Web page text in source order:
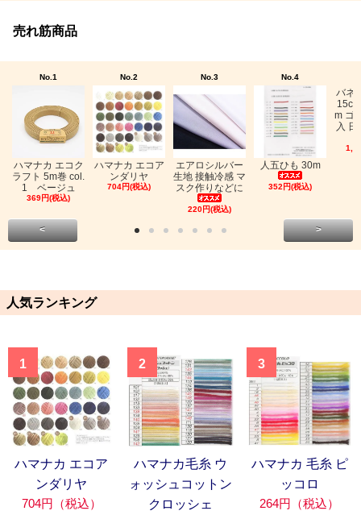
売れ筋商品
No.1
ハマナカ エコク
ラフト 5m巻 col.
1 ベージュ
369円(税込)
No.2
ハマナカ エコア
ンダリヤ
704円(税込)
No.3
エアロシルバー
生地 接触冷感 マ
スク作りなどに
220円(税込)
No.4
人五ひも 30m
352円(税込)
バネ
m ゴ
入
< >
人気ランキング
1
ハマナカ エコア
ンダリヤ
704円（税込）
2
ハマナカ毛糸 ウ
ォッシュコットン
クロッシェ
3
ハマナカ 毛糸 ピ
ッコロ
264円（税込）